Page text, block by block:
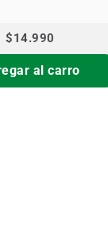
$14.990
al carro